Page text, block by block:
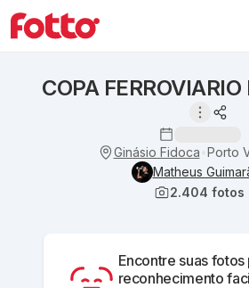
COPA
Ginásio Fidoca Porto
Matheus
2.404 fotos
Encontre suas fotos
reconhecimento